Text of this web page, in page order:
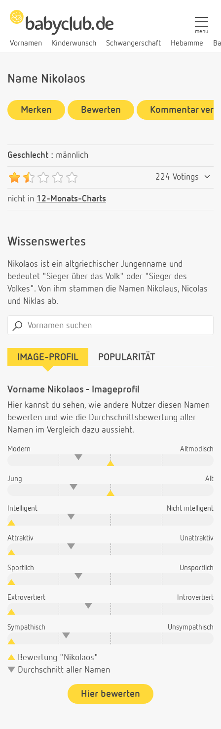
Vornamen Kinderwunsch Schwangerschaft Hebamme
menü
Name Nikolaos
Merken Bewerten Kommentar
Geschlecht : männlich
224 Votings
nicht in 12-Monats-Charts
Wissenswertes
Nikolaos ist ein altgriechischer Jungenname und
bedeutet "Sieger über das Volk" oder "Sieger des
Volkes". Von ihm stammen die Namen Nikolaus, Nicolas
und Niklas ab.
IMAGE-PROFIL POPULARITÄT
Vorname Nikolaos - Imageprofil
Hier kannst du sehen, wie andere Nutzer diesen Namen
bewerten und wie die Durchschnittsbewertung aller
Namen im Vergleich dazu aussieht.
Modern Altmodisch
Jung Alt
Intelligent Nicht intelligent
Attraktiv Unattraktiv
Sportlich Unsportlich
Extrovertiert Introvertiert
Sympathisch Unsympathisch
Bewertung "Nikolaos"
Durchschnitt aller Namen
Hier bewerten